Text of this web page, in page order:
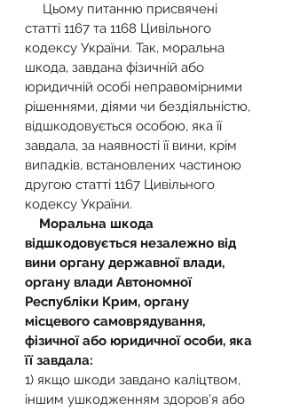
Цьому питанню присвячені
статті 1167 та 1168 Цивільного
кодексу України. Так, моральна
шкода, завдана фізичній або
юридичній особі неправомірними
рішеннями, діями чи бездіяльністю,
відшкодовується особою, яка її
завдала, за наявності її вини, крім
випадків, встановлених частиною
другою статті 1167 Цивільного
кодексу України.
Моральна шкода
відшкодовується незалежно від
вини органу державної влади,
органу влади Автономної
Республіки Крим, органу
місцевого самоврядування,
фізичної або юридичної особи, яка
її завдала:
1) якщо шкоди завдано каліцтвом,
іншим ушкодженням здоров'я або